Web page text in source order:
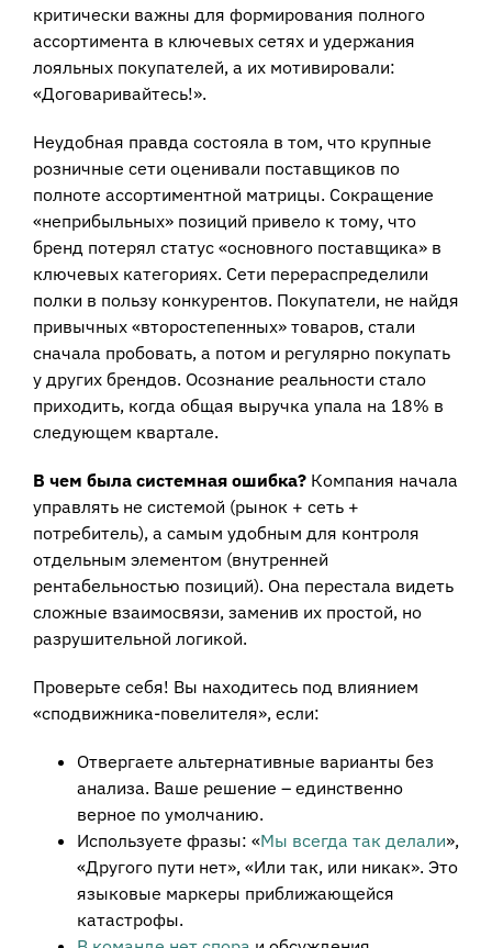
критически важны для формирования полного
ассортимента в ключевых сетях и удержания
лояльных покупателей, а их мотивировали:
«Договаривайтесь!».
Неудобная правда состояла в том, что крупные
розничные сети оценивали поставщиков по
полноте ассортиментной матрицы. Сокращение
«неприбыльных» позиций привело к тому, что
бренд потерял статус «основного поставщика» в
ключевых категориях. Сети перераспределили
полки в пользу конкурентов. Покупатели, не найдя
привычных «второстепенных» товаров, стали
сначала пробовать, а потом и регулярно покупать
у других брендов. Осознание реальности стало
приходить, когда общая выручка упала на 18% в
следующем квартале.
В чем была системная ошибка? Компания начала
управлять не системой (рынок + сеть +
потребитель), а самым удобным для контроля
отдельным элементом (внутренней
рентабельностью позиций). Она перестала видеть
сложные взаимосвязи, заменив их простой, но
разрушительной логикой.
Проверьте себя! Вы находитесь под влиянием
«сподвижника-повелителя», если:
Отвергаете альтернативные варианты без
анализа. Ваше решение – единственно
верное по умолчанию.
Используете фразы: «Мы всегда так делали»,
«Другого пути нет», «Или так, или никак». Это
языковые маркеры приближающейся
катастрофы.